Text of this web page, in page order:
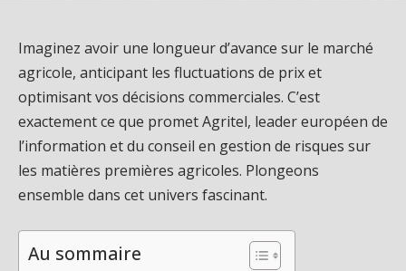
Imaginez avoir une longueur d’avance sur le marché
agricole, anticipant les fluctuations de prix et
optimisant vos décisions commerciales. C’est
exactement ce que promet Agritel, leader européen de
l’information et du conseil en gestion de risques sur
les matières premières agricoles. Plongeons
ensemble dans cet univers fascinant.
Au sommaire